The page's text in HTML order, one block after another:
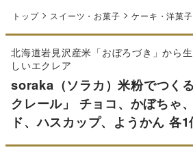
トップ スイーツ・お菓子 ケーキ・洋菓子
北海道岩見沢産米「おぼろづき」から
しいエクレア
soraka（ソラカ）米粉でつく
クレール」 チョコ、かぼちゃ
ド、ハスカップ、ようかん 各